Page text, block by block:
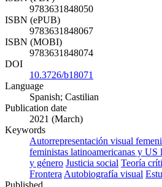
9783631848050
ISBN (ePUB)
9783631848067
ISBN (MOBI)
9783631848074
DOI
10.3726/b18071
Language
Spanish; Castilian
Publication date
2021 (March)
Keywords
Autorrepresentación visual
feministas latinoamericanas y US
y género Justicia social Teoría
Frontera Autobiografía visual
Published